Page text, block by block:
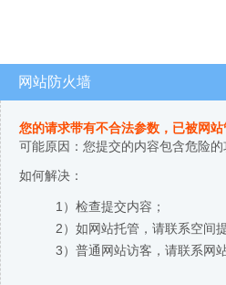
网站防火墙
您的请求带有不合法参数，已被网站
可能原因：您提交的内容包含危险
如何解决：
1）检查提交内容；
2）如网站托管，请联系空间
3）普通网站访客，请联系网